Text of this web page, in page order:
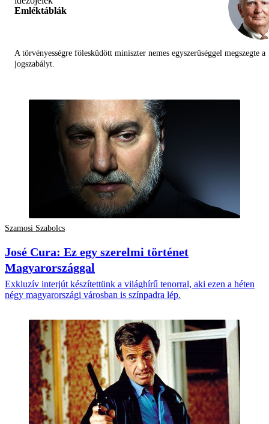
Emléktáblák
A törvényességre fölesküdött miniszter nemes egyszerűséggel megszegte a
jogszabályt.
Szamosi Szabolcs
José Cura: Ez egy szerelmi történet
Magyarországgal
Exkluzív interjút készítettünk a világhírű tenorral, aki ezen a héten
négy magyarországi városban is színpadra lép.